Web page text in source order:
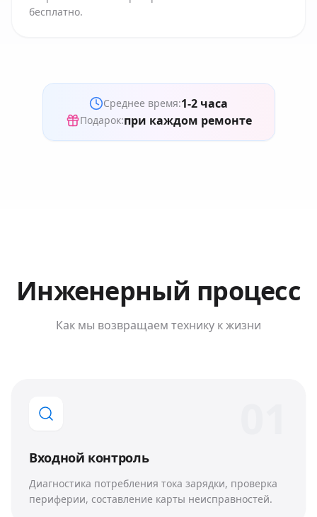
бесплатно.
Среднее время:1-2 часа
Подарок:при каждом ремонте
Инженерный процесс
Как мы возвращаем технику к жизни
Входной контроль
Диагностика потребления тока зарядки, проверка
периферии, составление карты неисправностей.